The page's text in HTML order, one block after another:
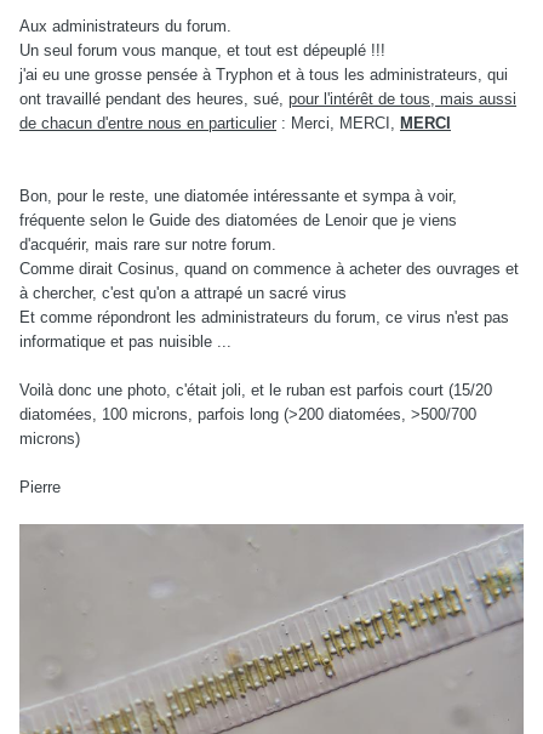
Aux administrateurs du forum.
Un seul forum vous manque, et tout est dépeuplé !!!
j'ai eu une grosse pensée à Tryphon et à tous les administrateurs, qui
ont travaillé pendant des heures, sué, pour l'intérêt de tous, mais aussi
de chacun d'entre nous en particulier : Merci, MERCI, MERCI
Bon, pour le reste, une diatomée intéressante et sympa à voir,
fréquente selon le Guide des diatomées de Lenoir que je viens
d'acquérir, mais rare sur notre forum.
Comme dirait Cosinus, quand on commence à acheter des ouvrages et
à chercher, c'est qu'on a attrapé un sacré virus
Et comme répondront les administrateurs du forum, ce virus n'est pas
informatique et pas nuisible ...
Voilà donc une photo, c'était joli, et le ruban est parfois court (15/20
diatomées, 100 microns, parfois long (>200 diatomées, >500/700
microns)
Pierre